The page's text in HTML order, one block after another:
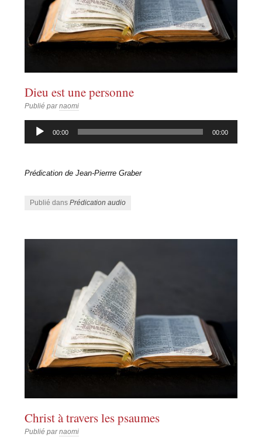
Dieu est une personne
Publié parnaomi
Lecteur
audio
00:00 00:00
Prédication de Jean-Pierrre Graber
Publié dansPrédication audio
Christ à travers les psaumes
Publié parnaomi